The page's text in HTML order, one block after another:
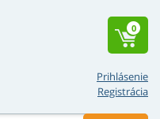
Prihlásenie
Registrácia
0